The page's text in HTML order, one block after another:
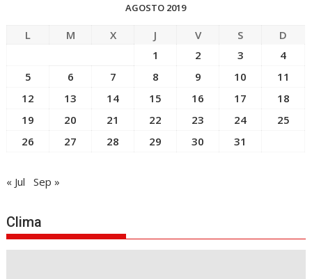
AGOSTO 2019
L M X J V S
D
1
2 3
4
5
6 7 8 9 10
11
12
13 14 15 16 17
18
19
20 21 22 23 24
25
26
27 28 29 30 31
« Jul Sep »
Clima